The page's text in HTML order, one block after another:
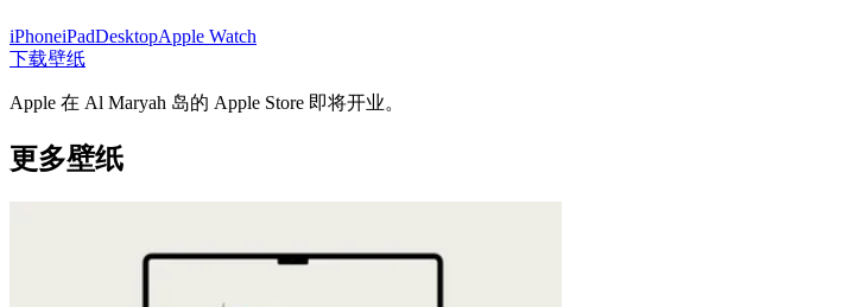
iPhoneiPadDesktopApple Watch
下载壁纸
Apple 在 Al Maryah 岛的 Apple Store 即将开业。
更多壁纸